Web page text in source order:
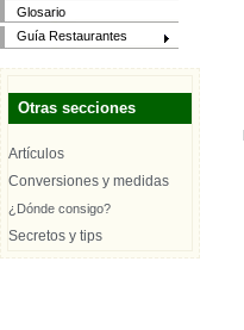
Glosario
Guía Restaurantes
Otras secciones
Artículos
Conversiones y medidas
¿Dónde consigo?
Secretos y tips